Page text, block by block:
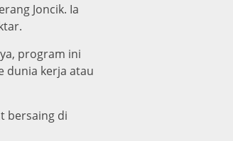
Joncik. Ia
program ini
dunia kerja atau
bersaing di